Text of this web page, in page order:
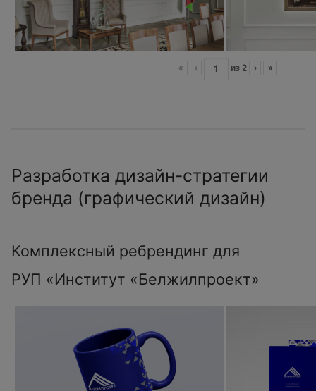
« ‹ из 2 › »
Разработка дизайн-стратегии
бренда (графический дизайн)
Комплексный ребрендинг для
РУП «Институт «Белжилпроект»